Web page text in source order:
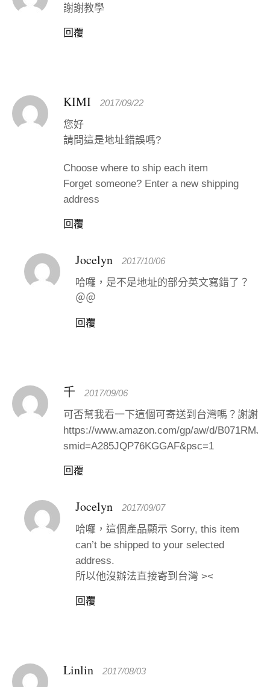
謝謝教學
回覆
KIMI 2017/09/22
您好
請問這是地址錯誤嗎?
Choose where to ship each item
Forget someone? Enter a new shipping
address
回覆
Jocelyn 2017/10/06
哈囉，是不是地址的部分英文寫錯了？
＠＠
回覆
千 2017/09/06
可否幫我看一下這個可寄送到台灣嗎？謝謝
https://www.amazon.com/gp/aw/d/
smid=A285JQP76KGGAF&psc=1
回覆
Jocelyn 2017/09/07
哈囉，這個產品顯示 Sorry, this item
can’t be shipped to your selected
address.
所以他沒辦法直接寄到台灣 ><
回覆
Linlin 2017/08/03